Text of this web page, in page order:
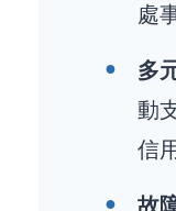
處
多
動
信
故